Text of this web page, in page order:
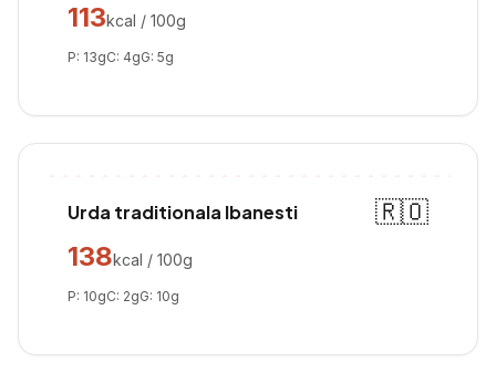
113kcal / 100g
P: 13gC: 4gG: 5g
Urda traditionala Ibanesti
🇷🇴
138kcal / 100g
P: 10gC: 2gG: 10g